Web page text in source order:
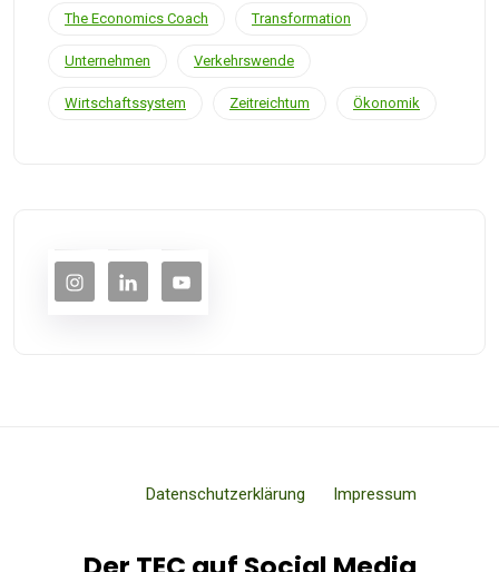
The Economics Coach Transformation
Unternehmen Verkehrswende
Wirtschaftssystem Zeitreichtum Ökonomik
Datenschutzerklärung Impressum